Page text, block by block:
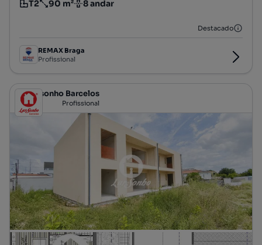
Tipologia
T2
Preço por metro quadrado
90 m²
Andar 8 andar
Destacado
REMAX Braga
Profissional
Lar de sonho Barcelos
Profissional